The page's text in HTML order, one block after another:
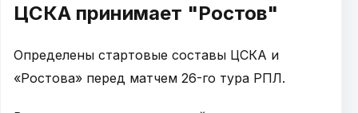
ЦСКА принимает "Ростов"
Определены стартовые составы ЦСКА и
«Ростова» перед матчем 26-го тура РПЛ.